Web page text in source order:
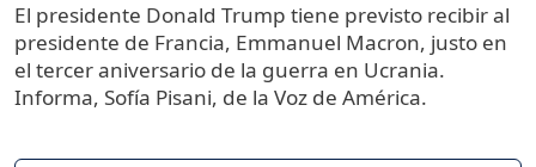
El presidente Donald Trump tiene previsto recibir al
presidente de Francia, Emmanuel Macron, justo en
el tercer aniversario de la guerra en Ucrania.
Informa, Sofía Pisani, de la Voz de América.